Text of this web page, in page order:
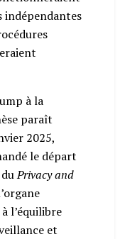
indépendantes
à la
paraît
2025,
le départ
duPrivacy and
l’équilibre
et